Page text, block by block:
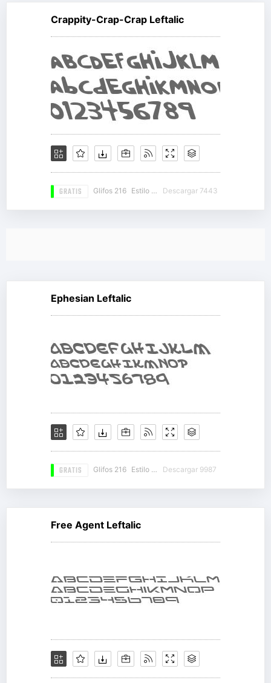
Crappity-Crap-Crap Leftalic
GRATIS Glifos 216 Estilo 19 Descargar 7443
Ephesian Leftalic
GRATIS Glifos 216 Estilo 18 Descargar 9987
Free Agent Leftalic